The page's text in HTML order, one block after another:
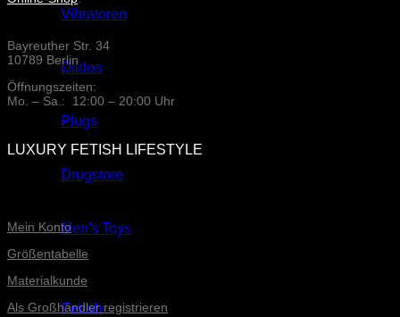
Vibratoren
Dildos
Plugs
Drugstore
Men's Toys
Fetish
Bayreuther Str. 34
10789 Berlin
Öffnungszeiten:
Mo. – Sa.: 12:00 – 20:00 Uhr
LUXURY FETISH LIFESTYLE
Mein Konto
Größentabelle
Materialkunde
Als Großhändler registrieren